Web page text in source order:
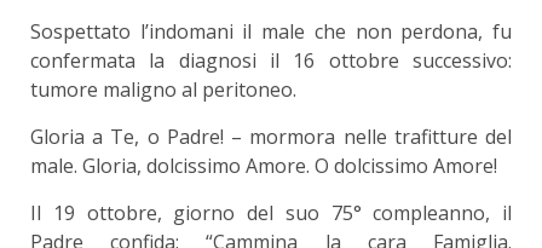
Sospettato l’indomani il male che non perdona, fu
confermata la diagnosi il 16 ottobre successivo:
tumore maligno al peritoneo.
Gloria a Te, o Padre! – mormora nelle trafitture del
male. Gloria, dolcissimo Amore. O dolcissimo Amore!
Il 19 ottobre, giorno del suo 75° compleanno, il
Padre confida: “Cammina la cara Famiglia.